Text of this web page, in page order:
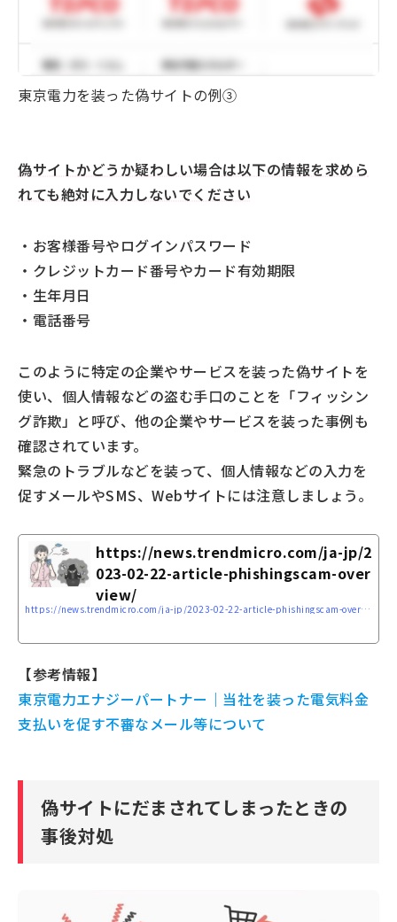
東京電力を装った偽サイトの例③
偽サイトかどうか疑わしい場合は以下の情報を求めら
れても絶対に入力しないでください
・お客様番号やログインパスワード
・クレジットカード番号やカード有効期限
・生年月日
・電話番号
このように特定の企業やサービスを装った偽サイトを
使い、個人情報などの盗む手口のことを「フィッシン
グ詐欺」と呼び、他の企業やサービスを装った事例も
確認されています。
緊急のトラブルなどを装って、個人情報などの入力を
促すメールやSMS、Webサイトには注意しましょう。
https://news.trendmicro.com/ja-jp/2
023-02-22-article-phishingscam-over
view/
https://news.trendmicro.com/ja-jp/2023-02-22-article-phishingscam-overview/
【参考情報】
東京電力エナジーパートナー｜当社を装った電気料金
支払いを促す不審なメール等について
偽サイトにだまされてしまったときの
事後対処